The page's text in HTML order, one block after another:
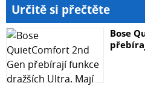
Určitě si přečtěte
Bose